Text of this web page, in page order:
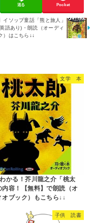
送る Pocket
イソップ童話「熊と旅人」
語あり)・朗読（オーディ
）はこちら↓↓
文学 本
かる！芥川龍之介「桃太
内容！【無料】で朗読（オ
オブック）もこちら↓↓
子供 読書